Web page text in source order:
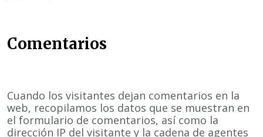
Comentarios
Cuando los visitantes dejan comentarios en la
web, recopilamos los datos que se muestran en
el formulario de comentarios, así como la
dirección IP del visitante y la cadena de agentes